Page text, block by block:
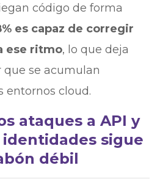
código de forma
es capaz de corregir
ese ritmo, lo que deja
que se acumulan
entornos cloud.
ataques a API y
sigue
débil